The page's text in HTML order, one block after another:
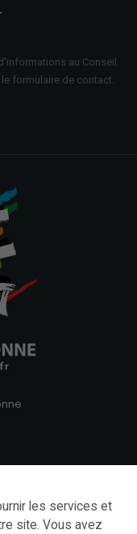
au Conseil
formulaire de contact.
les services et
site. Vous avez